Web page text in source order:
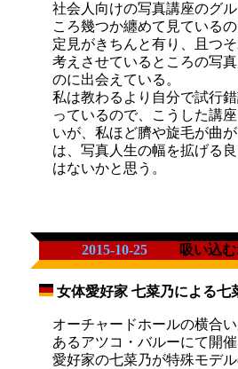
社会人向けの写真講座のグ
ころ幾つか纏めて見ている
定見がきちんと有り、且つ
考えさせているところの写
のに出会えている。
私は教わるより自分で試行
っているので、こうした講
いが、私ほど臍や旋毛が曲
は、写真人生の幅を拡げる
はないかと思う。
2015-10-25 吸い込
女体愛好家 七菜乃による七
オーチャードホールの横合
あるアツコ・バルーにて開
愛好家の七菜乃が特殊モデ